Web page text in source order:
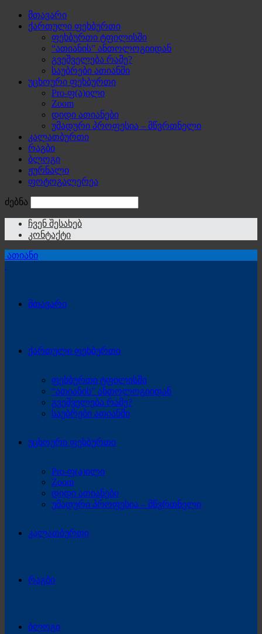
მთავარი
ქართული ფეხბურთი
ფეხბურთი ტფილისში
“ათიანის” ანთოლოგიიდან
გვეშველება რამე?
საუბრები ათიანში
უცხოური ფეხბურთი
Pro-ფ(ა)ილი
Zoom
დიდი ათიანები
უმადური პროფესია – მწვრთნელი
კალათბურთი
რაგბი
ბლოგი
ჟურნალი
ფოტოგალერეა
ძებნა
ჩვენ შესახებ
კონტაქტი
ათიანი
მთავარი
ქართული ფეხბურთი
ფეხბურთი ტფილისში
“ათიანის” ანთოლოგიიდან
გვეშველება რამე?
საუბრები ათიანში
უცხოური ფეხბურთი
Pro-ფ(ა)ილი
Zoom
დიდი ათიანები
უმადური პროფესია – მწვრთნელი
კალათბურთი
რაგბი
ბლოგი